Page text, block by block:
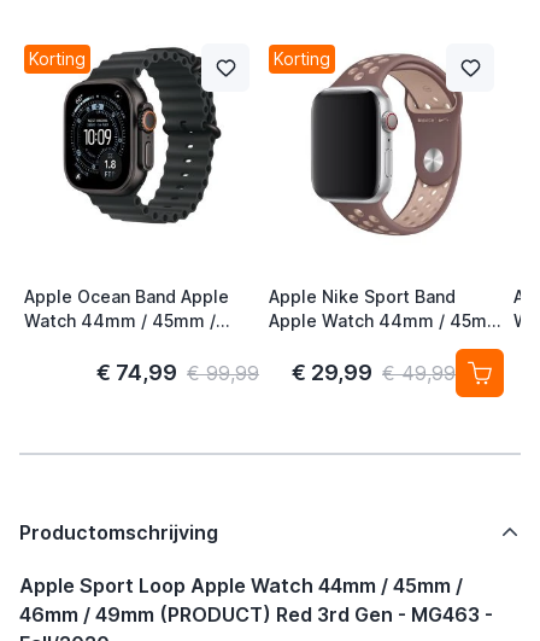
Korting
Apple Ocean Band Apple
Watch 44mm / 45mm /
Titanium€ 74,99 € 99,99
Korting
Apple Nike Sport Band
Apple Watch 44mm / 45mm
/ 46mm / 49mm Smokey
Mauve / Particle Beige
€ 29,99 € 49,99
Productomschrijving
Apple Sport Loop Apple Watch 44mm / 45mm /
46mm / 49mm (PRODUCT) Red 3rd Gen - MG463 -